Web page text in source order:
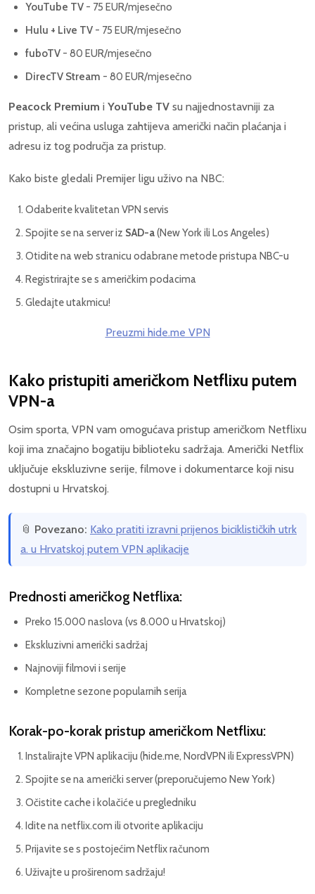
YouTube TV - 75 EUR/mjesečno
Hulu + Live TV - 75 EUR/mjesečno
fuboTV - 80 EUR/mjesečno
DirecTV Stream - 80 EUR/mjesečno
Peacock Premium i YouTube TV su najjednostavniji za
pristup, ali većina usluga zahtijeva američki način plaćanja i
adresu iz tog područja za pristup.
Kako biste gledali Premijer ligu uživo na NBC:
Odaberite kvalitetan VPN servis
Spojite se na server iz SAD-a(New York ili Los Angeles)
Otidite na web stranicu odabrane metode pristupa NBC-u
Registrirajte se s američkim podacima
Gledajte utakmicu!
Preuzmi hide.me VPN
Kako pristupiti američkom Netflixu putem
VPN-a
Osim sporta, VPN vam omogućava pristup američkom Netflixu
koji ima značajno bogatiju biblioteku sadržaja. Američki Netflix
uključuje ekskluzivne serije, filmove i dokumentarce koji nisu
dostupni u Hrvatskoj.
📎 Povezano: Kako pratiti izravni prijenos biciklističkih utrk
a. u Hrvatskoj putem VPN aplikacije
Prednosti američkog Netflixa:
Preko 15.000 naslova (vs 8.000 u Hrvatskoj)
Ekskluzivni američki sadržaj
Najnoviji filmovi i serije
Kompletne sezone popularnih serija
Korak-po-korak pristup američkom Netflixu:
Instalirajte VPN aplikaciju (hide.me, NordVPN ili ExpressVPN)
Spojite se na američki server (preporučujemo New York)
Očistite cache i kolačiće u pregledniku
Idite na netflix.com ili otvorite aplikaciju
Prijavite se s postojećim Netflix računom
Uživajte u proširenom sadržaju!